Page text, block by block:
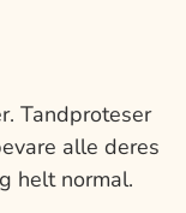
Tandproteser
alle deres
helt normal.